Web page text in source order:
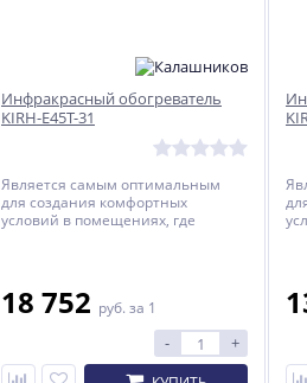
Инфракрасный обогреватель
KIRH-E45T-31
Является самым оптимальным
для создания комфортных
условий в помещениях, где
18 752 руб. за 1
- +